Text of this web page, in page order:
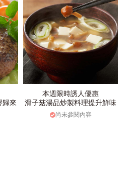
歸來
本週限時誘人優惠
滑子菇湯品炒製料理提升鮮味
尚未參閱內容